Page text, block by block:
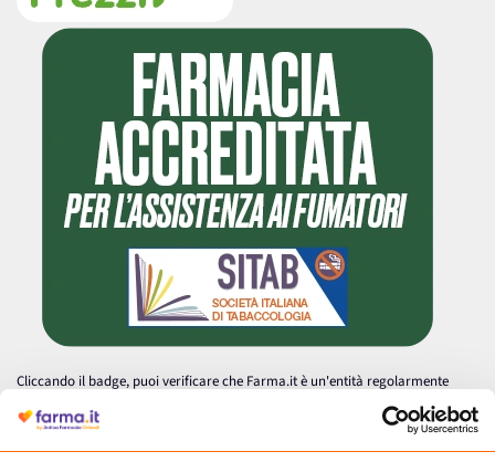
Cliccando il badge, puoi verificare che Farma.it è un'entità regolarmente
autorizzata dal Ministero della Salute a effettuare la vendita online di
medicinali.